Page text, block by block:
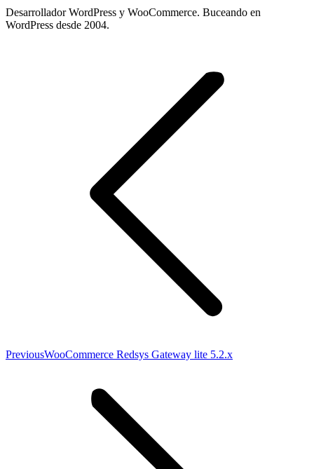
Desarrollador WordPress y WooCommerce. Buceando en
WordPress desde 2004.
PreviousPrevious
WooCommerce Redsys Gateway lite 5.2.x